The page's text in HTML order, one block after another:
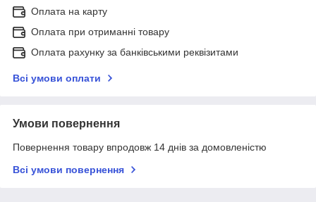
Оплата на карту
Оплата при отриманні товару
Оплата рахунку за банківськими реквізитами
Всі умови оплати
Умови повернення
Повернення товару впродовж 14 днів за домовленістю
Всі умови повернення